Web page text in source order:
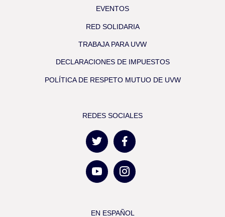
EVENTOS
RED SOLIDARIA
TRABAJA PARA UVW
DECLARACIONES DE IMPUESTOS
POLÍTICA DE RESPETO MUTUO DE UVW
REDES SOCIALES
EN ESPAÑOL